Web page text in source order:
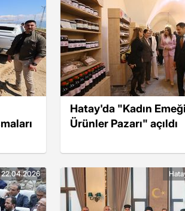
Hatay'da "Kadın
Ürünler Pazarı" açıldı
22.04.2026